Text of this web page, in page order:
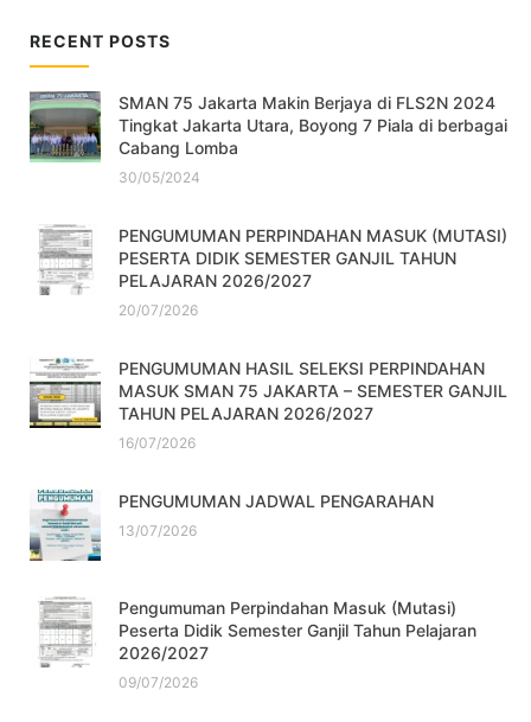
RECENT POSTS
SMAN 75 Jakarta Makin Berjaya di FLS2N 2024
Tingkat Jakarta Utara, Boyong 7 Piala di berbagai
Cabang Lomba
30/05/2024
PENGUMUMAN PERPINDAHAN MASUK (MUTASI)
PESERTA DIDIK SEMESTER GANJIL TAHUN
PELAJARAN 2026/2027
20/07/2026
PENGUMUMAN HASIL SELEKSI PERPINDAHAN
MASUK SMAN 75 JAKARTA – SEMESTER GANJIL
TAHUN PELAJARAN 2026/2027
16/07/2026
PENGUMUMAN JADWAL PENGARAHAN
13/07/2026
Pengumuman Perpindahan Masuk (Mutasi)
Peserta Didik Semester Ganjil Tahun Pelajaran
2026/2027
09/07/2026